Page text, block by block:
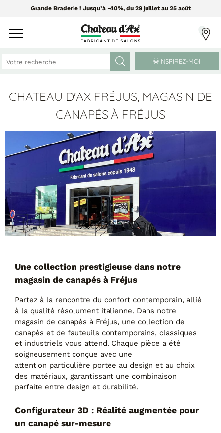
Grande Braderie ! Jusqu’à -40%, du 29 juillet au 25 août
CANAPÉS ET FAUTEUILS
Tissus Greensofa
850 tissus et 250 cuirs
Canapés cuir
Canapés tissu
PAR FORME
MEUBLES ET DÉCO
PAR CATÉGORIE
Chaises
Luminaires
Objets déco
Tableaux
Tables basses
Tables repas
PAR STYLE
Classique
Contemporain
Industriel
INSPIREZ-MOI
CHATEAU D'AX FRÉJUS, MAGASIN DE
CANAPÉS À FRÉJUS
Une collection prestigieuse dans notre
magasin de canapés à Fréjus
Partez à la rencontre du confort contemporain, allié
à la qualité résolument italienne. Dans notre
magasin de canapés à Fréjus, une collection de
canapés et de fauteuils contemporains, classiques
et industriels vous attend. Chaque pièce a été
soigneusement conçue avec une
attention particulière portée au design et au choix
des matériaux, garantissant une combinaison
parfaite entre design et durabilité.
Configurateur 3D : Réalité augmentée pour
un canapé sur-mesure